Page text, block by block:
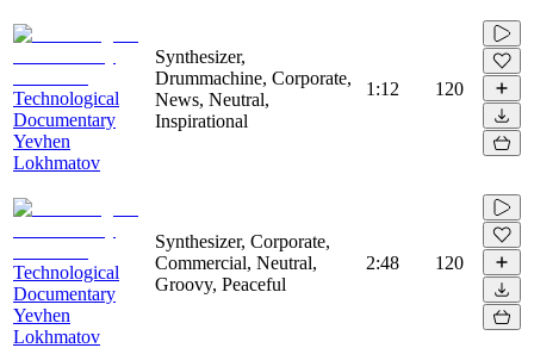
Technological
Documentary
Yevhen
Lokhmatov
Synthesizer,
Drummachine, Corporate,
News, Neutral,
Inspirational
1:12 120
Technological
Documentary
Yevhen
Lokhmatov
Synthesizer, Corporate,
Commercial, Neutral,
Groovy, Peaceful
2:48 120